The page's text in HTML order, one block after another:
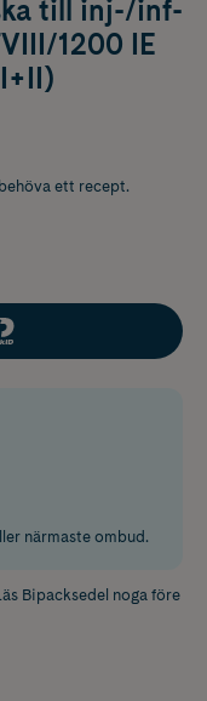
till inj-/inf-
1200 IE
ett recept.
närmaste ombud.
Bipacksedel noga före